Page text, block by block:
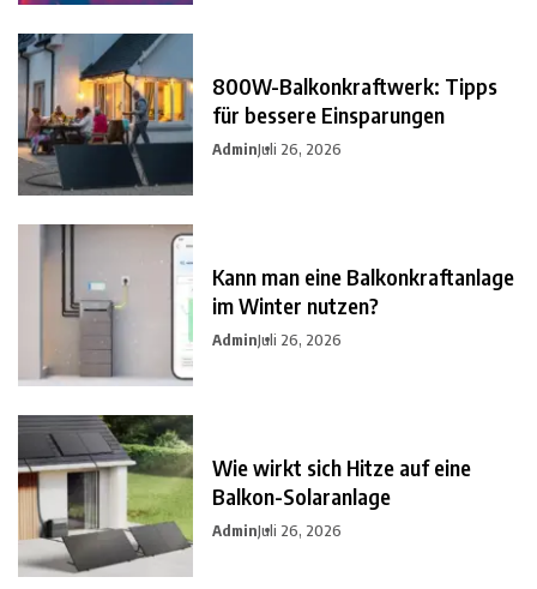
800W-Balkonkraftwerk: Tipps
für bessere Einsparungen
AdminJuli 26, 2026
Kann man eine Balkonkraftanlage
im Winter nutzen?
AdminJuli 26, 2026
Wie wirkt sich Hitze auf eine
Balkon-Solaranlage
AdminJuli 26, 2026